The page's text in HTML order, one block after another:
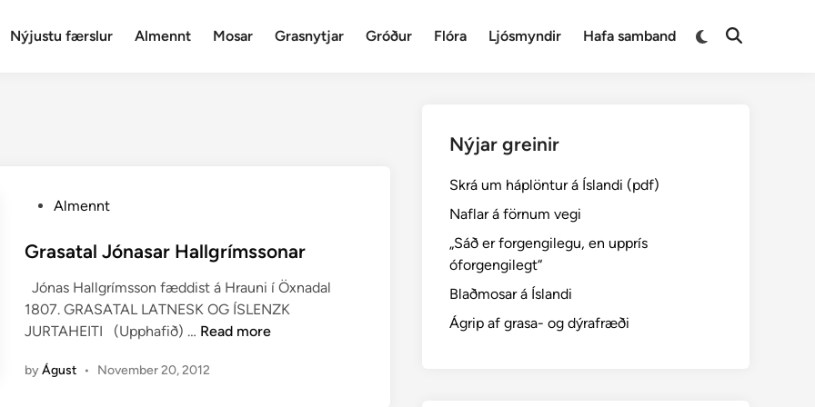
Nýjustu færslur Almennt Mosar Grasnytjar Gróður Flóra Ljósmyndir Hafa samband
Switch
Open
s
d
i
Almennt
Grasatal Jónasar Hallgrímssonar
Jónas Hallgrímsson fæddist á Hrauni í Öxnadal
1807. GRASATAL LATNESK OG ÍSLENZK
JURTAHEITI (Upphafið) … G
a
Read more
byÁgust • November 20, 2012
Nýjar greinir
Skrá um háplöntur á Íslandi (pdf)
Naflar á förnum vegi
„Sáð er forgengilegu, en upprís
óforgengilegt“
Blaðmosar á Íslandi
Ágrip af grasa- og dýrafræði